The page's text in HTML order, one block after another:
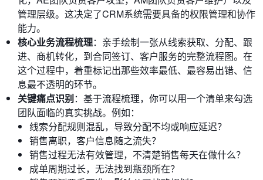
管理层级。这决定了CRM系统需要具备的权限管理和协作
能力。
核心业务流程梳理：亲手绘制一张从线索获取、分配、跟
进、商机转化，到合同签订、客户服务的完整流程图。在
这个过程中，着重标记出那些效率最低、最容易出错、信
息最不透明的环节。
关键痛点识别：基于流程梳理，你可以用一个清单来勾选
团队面临的真实挑战。例如：
线索分配规则混乱，导致分配不均或响应延迟？
销售离职，客户信息随之流失？
销售过程无法有效管理，不清楚销售每天在做什么？
成单周期过长，无法找到瓶颈所在？